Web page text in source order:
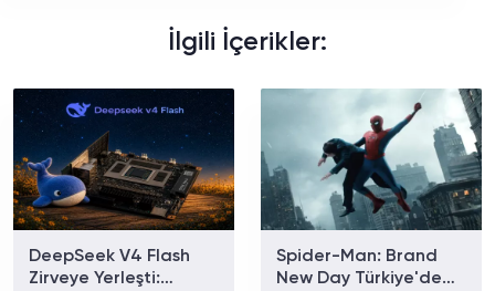
İlgili İçerikler:
DeepSeek V4 Flash
Zirveye Yerleşti:
Spider-Man: Brand
New Day Türkiye'de